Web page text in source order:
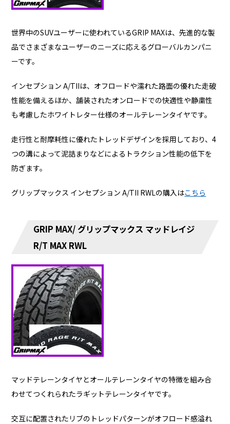
世界中のSUVユーザーに使われているGRIP MAXは、先進的な製
品でさまざまなユーザーのニーズに応えるグローバルカンパニ
ーです。
インセプション A/TIIは、オフロードや濡れた路面の優れた走破
性能を備えるほか、舗装されたオンロードでの快適性や静粛性
も考慮したホワイトレター仕様のオールテレーンタイヤです。
走行性と耐摩耗性に優れたトレッドデザインを採用しており、4
つの溝によって泥詰まりなどによるトラクション性能の低下を
防ぎます。
グリップマックス インセプション A/TII RWLの購入はこちら
GRIP MAX/ グリップマックス マッドレイジ
R/T MAX RWL
マッドテレーンタイヤとオールテレーンタイヤの特徴を組み合
わせてつくれられたラギットテレーンタイヤです。
交互に配置されたリブのトレッドパターンがオフロード感溢れ